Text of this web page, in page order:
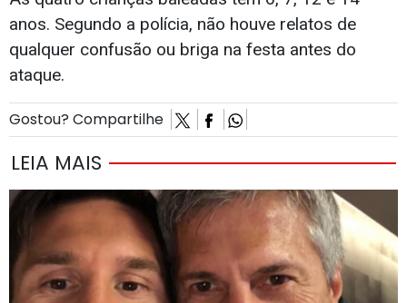
anos. Segundo a polícia, não houve relatos de
qualquer confusão ou briga na festa antes do
ataque.
Gostou? Compartilhe
LEIA MAIS